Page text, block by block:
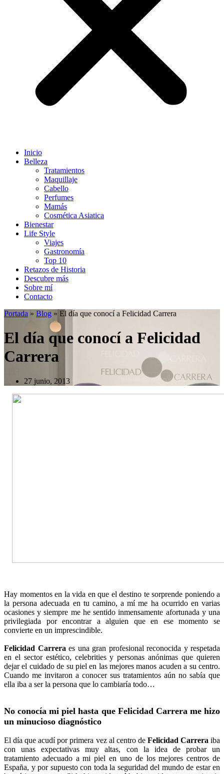
Inicio
Belleza
Tratamientos
Maquillaje
Cabello
Perfumes
Mamás
Cosmética Asiatica
Bienestar
Life Style
Viajes
Gastronomía
Top 10
Retazos de Historia
Descubre más
Sobre mí
Contacto
Portada » Blog » El día que conocí a Felicidad Carrera
El día que conocí a Felicidad
Carrera
27 junio, 2013
Hay momentos en la vida en que el destino te sorprende poniendo a
la persona adecuada en tu camino, a mí me ha ocurrido en varias
ocasiones y siempre me he sentido inmensamente afortunada y una
privilegiada por encontrar a alguien que en ese momento se
convierte en un imprescindible.
Felicidad Carrera es una gran profesional reconocida y respetada
en el sector estético, celebrities y personas anónimas que quieren
dejar el cuidado de su piel en las mejores manos acuden a su centro.
Cuando me invitaron a conocer sus tratamientos aún no sabía que
ella iba a ser la persona que lo cambiaría todo…
No conocía mi piel hasta que Felicidad Carrera me hizo
un minucioso diagnóstico
El día que acudí por primera vez al centro de Felicidad Carrera iba
con unas expectativas muy altas, con la idea de probar un
tratamiento adecuado a mi piel en uno de los mejores centros de
España, y por supuesto con toda la seguridad del mundo de estar en